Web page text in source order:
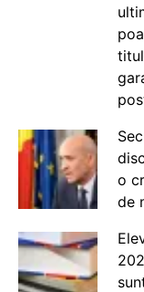
o
de